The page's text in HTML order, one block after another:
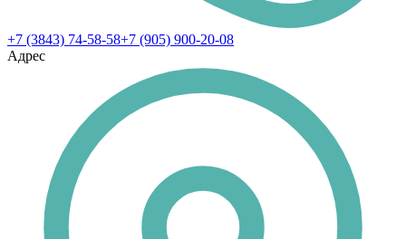
+7 (3843) 74-58-58+7 (905) 900-20-08
Адрес